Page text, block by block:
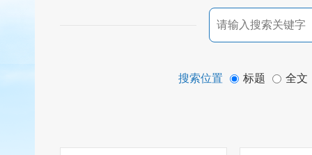
搜索位置 标题 全文